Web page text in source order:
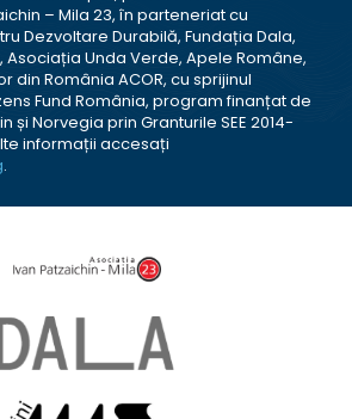
– Mila 23, în parteneriat cu
Dezvoltare Durabilă, Fundația Dala,
Asociația Unda Verde, Apele Române,
din România ACOR, cu sprijinul
Fund România, program finanțat de
și Norvegia prin Granturile SEE 2014-
informații accesați
.